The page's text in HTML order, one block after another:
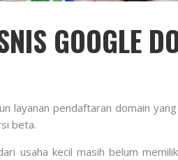
GOOGLE
layanan pendaftaran domain
beta.
usaha kecil masih belum